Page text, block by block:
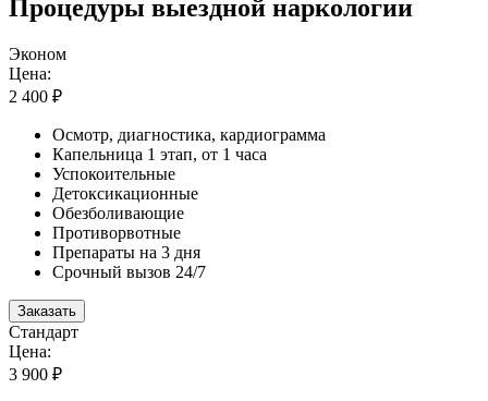
Процедуры выездной наркологии
Эконом
Цена:
2 400 ₽
Осмотр, диагностика, кардиограмма
Капельница 1 этап, от 1 часа
Успокоительные
Детоксикационные
Обезболивающие
Противорвотные
Препараты на 3 дня
Срочный вызов 24/7
Заказать
Стандарт
Цена:
3 900 ₽